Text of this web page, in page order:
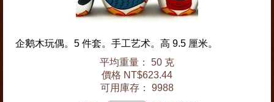
企鹅木玩偶。5 件套。手工艺术。高 9.5 厘米。
平均重量： 50 克
價格 NT$623.44
可用庫存： 9988